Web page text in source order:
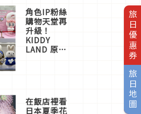
旅日優惠券
旅日地圖
一同給出了
答案
角色IP粉絲
購物天堂再
升級！
KIDDY
LAND 原宿
店3分即達
在飯店裡看
日本夏季花